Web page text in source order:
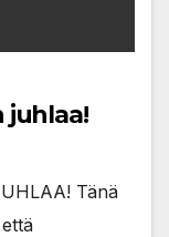
juhlaa!
Tänä